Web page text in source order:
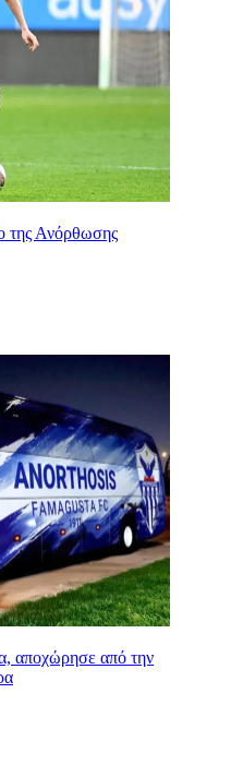
της Ανόρθωσης
αποχώρησε από την